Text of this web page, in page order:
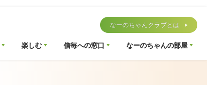
なーのちゃんクラブとは
楽しむ 信毎への窓口 なーのちゃんの部屋